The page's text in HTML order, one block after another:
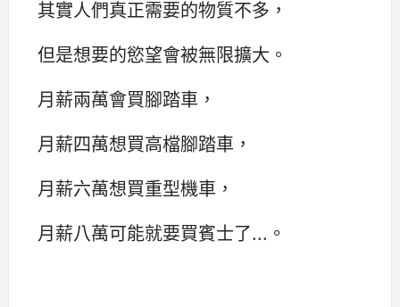
其實人們真正需要的物質不多，
但是想要的慾望會被無限擴大。
月薪兩萬會買腳踏車，
月薪四萬想買高檔腳踏車，
月薪六萬想買重型機車，
月薪八萬可能就要買賓士了...。